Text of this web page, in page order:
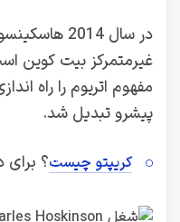
غیرمتمرکز بیت کوین
مفهوم اتریوم را راه
پیشرو تبدیل شد.
کریپتو چیست؟ برای